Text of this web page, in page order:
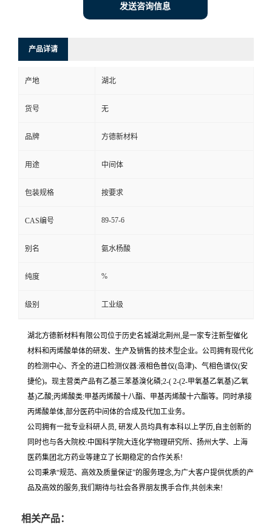
发送咨询信息
产品详请
产地 湖北
货号 无
品牌 方德新材料
用途 中间体
包装规格 按要求
CAS编号 89-57-6
别名 氨水杨酸
纯度 %
级别 工业级
湖北方德新材料有限公司位于历史名城湖北荆州,是一家专注新型催化
材料和丙烯酸单体的研发、生产及销售的技术型企业。公司拥有现代化
的检测中心、齐全的进口检测仪器:液相色普仪(岛津)、气相色谱仪(安
捷伦)。现主营类产品有乙基三苯基溴化磷;2-( 2-(2-甲氧基乙氧基)乙氧
基)乙酸;丙烯酸类:甲基丙烯酸十八酯、甲基丙烯酸十六酯等。同时承接
丙烯酸单体,部分医药中间体的合成及代加工业务。
公司拥有一批专业科研人员, 研发人员均具有本科以上学历,自主创新的
同时也与各大院校:中国科学院大连化学物理研究所、扬州大学、上海
医药集团北方药业等建立了长期稳定的合作关系!
公司秉承“规范、高效及质量保证”的服务理念,为广大客户提供优质的产
品及高效的服务,我们期待与社会各界朋友携手合作,共创未来!
相关产品：